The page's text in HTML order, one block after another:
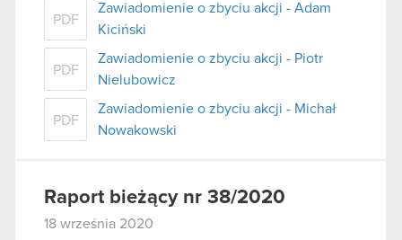
PDF
Zawiadomienie o zbyciu akcji - Adam
Kiciński
PDF
Zawiadomienie o zbyciu akcji - Piotr
Nielubowicz
PDF
Zawiadomienie o zbyciu akcji - Michał
Nowakowski
Raport bieżący nr 38/2020
18 września 2020